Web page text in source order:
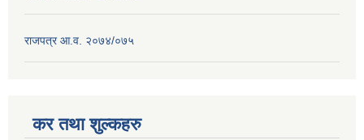
राजपत्र आ.व. २०७४/०७५
कर तथा शुल्कहरु